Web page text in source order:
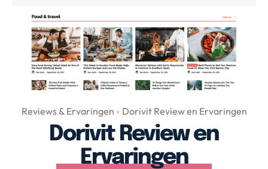
Health & Beauty
Huis & Tuin
Nieuws & Media
Over Valerie
Over Valerie
De Top 5
Reviews & Ervaringen Dorivit Review en Ervaringen
Dorivit Review en
Ervaringen